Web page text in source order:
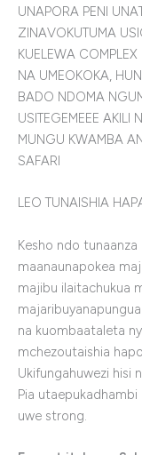
UNAPORA PENI
ZINAVOKUTUMA
KUELEWA
NA UMEOKOKA,
BADO NDOMA
USITEGEMEEE
MUNGU KWAMBA
SAFARI
LEO TUNAISHIA
Kesho ndo
maanaunapokea
majibu ilaitachukua
na kuombaataleta
mchezoutaishia
Ukifungahuwezi hisi
Pia
uwe strong.